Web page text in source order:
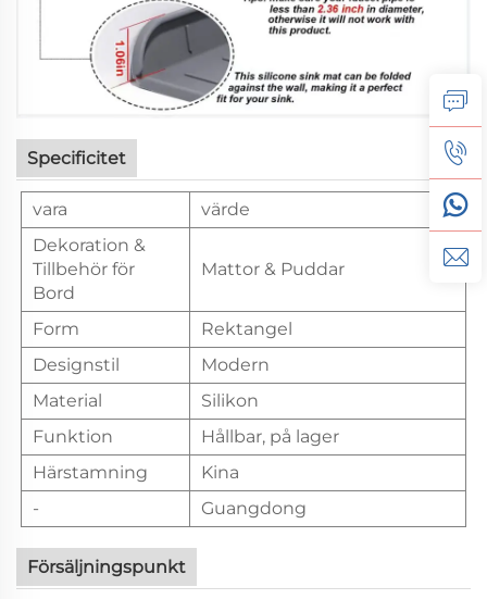
Specificitet
vara
värde
Dekoration &
Tillbehör för
Bord
Mattor & Puddar
Form
Rektangel
Designstil
Modern
Material
Silikon
Funktion
Hållbar, på lager
Härstamning
Kina
-
Guangdong
Försäljningspunkt